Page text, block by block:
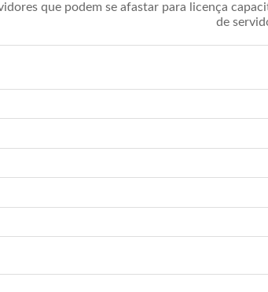
que podem se afastar para licença
de